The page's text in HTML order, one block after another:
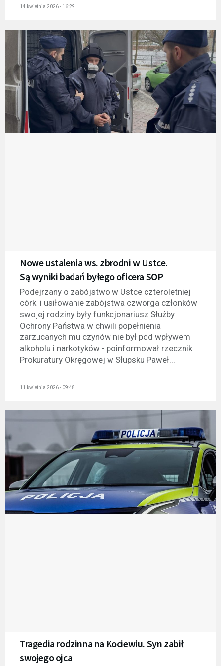
14 kwietnia 2026 - 16:29
Nowe ustalenia ws. zbrodni w Ustce.
Są wyniki badań byłego oficera SOP
Podejrzany o zabójstwo w Ustce czteroletniej
córki i usiłowanie zabójstwa czworga członków
swojej rodziny były funkcjonariusz Służby
Ochrony Państwa w chwili popełnienia
zarzucanych mu czynów nie był pod wpływem
alkoholu i narkotyków - poinformował rzecznik
Prokuratury Okręgowej w Słupsku Paweł...
11 kwietnia 2026 - 09:48
Tragedia rodzinna na Kociewiu. Syn zabił
swojego ojca